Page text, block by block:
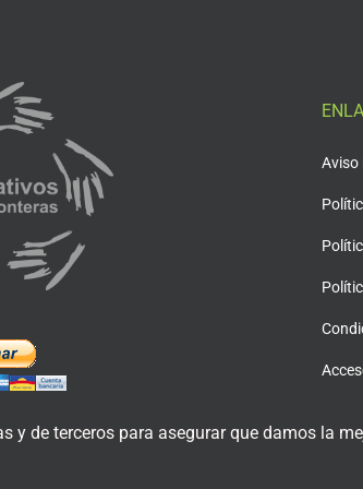
Aviso
y de terceros para asegurar que damos la